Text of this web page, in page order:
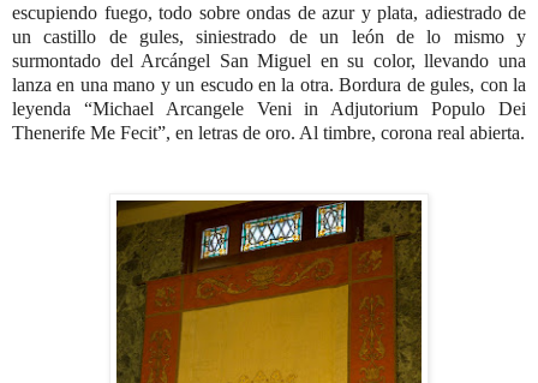
escupiendo fuego, todo sobre ondas de azur y plata, adiestrado de
un castillo de gules, siniestrado de un león de lo mismo y
surmontado del Arcángel San Miguel en su color, llevando una
lanza en una mano y un escudo en la otra. Bordura de gules, con la
leyenda “Michael Arcangele Veni in Adjutorium Populo Dei
Thenerife Me Fecit”, en letras de oro. Al timbre, corona real abierta.